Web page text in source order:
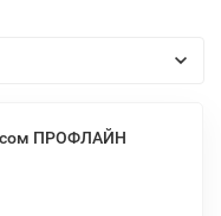
ПРОФЛАЙН